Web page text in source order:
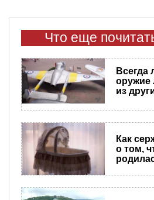
Что еще
Всегда
оружие
из
Как
о том,